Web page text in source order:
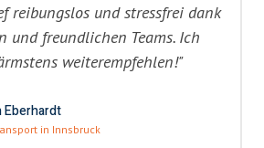
reibungslos und stressfrei dank
und freundlichen Teams. Ich
weiterempfehlen!"
Eberhardt
in Innsbruck